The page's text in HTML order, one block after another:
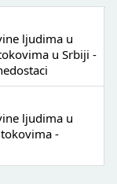
ljudima u
u Srbiji -
ljudima u
-